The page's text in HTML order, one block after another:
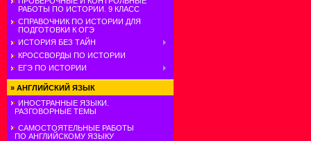
РАБОТЫ ПО ИСТОРИИ. 9 КЛАСС
СПРАВОЧНИК ПО ИСТОРИИ ДЛЯ
ПОДГОТОВКИ К ОГЭ
ИСТОРИЯ БЕЗ ТАЙН
КРОССВОРДЫ ПО ИСТОРИИ
ЕГЭ ПО ИСТОРИИ
» АНГЛИЙСКИЙ ЯЗЫК
ИНОСТРАННЫЕ ЯЗЫКИ.
РАЗГОВОРНЫЕ ТЕМЫ
САМОСТОЯТЕЛЬНЫЕ РАБОТЫ
ПО АНГЛИЙСКОМУ ЯЗЫКУ